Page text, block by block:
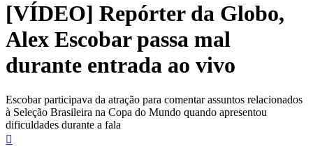
conteúdo
[VÍDEO] Repórter da Globo,
Alex Escobar passa mal
durante entrada ao vivo
Escobar participava da atração para comentar assuntos relacionados
à Seleção Brasileira na Copa do Mundo quando apresentou
dificuldades durante a fala